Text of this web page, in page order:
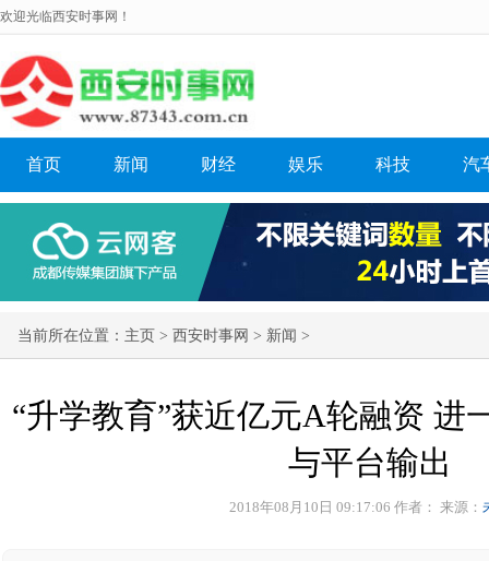
欢迎光临西安时事网！
首页 新闻 财经 娱乐 科技 汽
当前所在位置： 主页 > 西安时事网 > 新闻 >
“升学教育”获近亿元A轮融资 进
与平台输出
2018年08月10日 09:17:06 作者： 来源：